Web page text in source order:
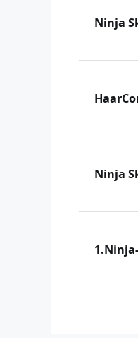
Ninja
Ninja